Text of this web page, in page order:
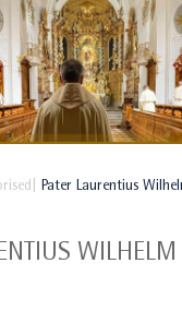
Pater Laurentius
WILHELM